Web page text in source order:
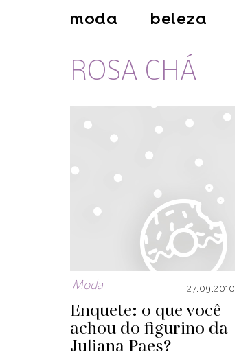
moda beleza
ROSA CHÁ
Moda 27.09.2010
Enquete: o que você
achou do figurino da
Juliana Paes?